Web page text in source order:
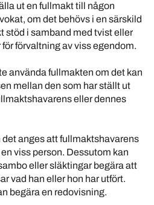
ut en fullmakt till någon
om det behövs i en särskild
stöd i samband med tvist eller
förvaltning av viss egendom.
använda fullmakten om det kan
mellan den som har ställt ut
eller dennes
det anges att fullmaktshavarens
viss person. Dessutom kan
eller släktingar begära att
vad han eller hon har utfört.
begära en redovisning.